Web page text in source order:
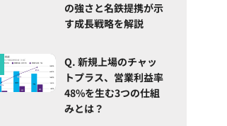
の強さと名鉄提携が示
す成長戦略を解説
Q. 新規上場のチャッ
トプラス、営業利益率
48%を生む3つの仕組
みとは？